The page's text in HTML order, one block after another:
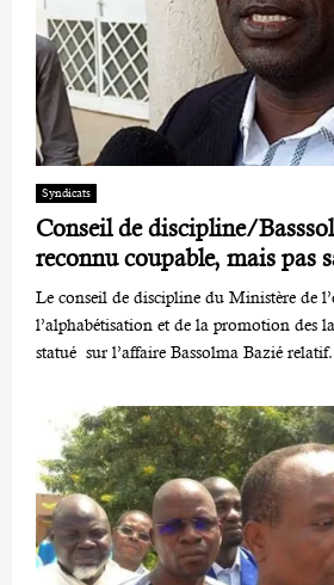
Syndicats
Conseil de discipline/
reconnu coupable, mais pas
Le conseil de discipline du Ministère de
l’alphabétisation et de la promotion des
statué sur l’affaire Bassolma Bazié